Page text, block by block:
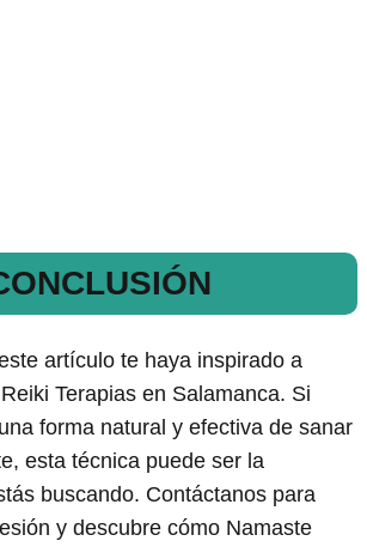
artículo te haya inspirado a
Terapias en Salamanca. Si
forma natural y efectiva de sanar
esta técnica puede ser la
buscando. Contáctanos para
y descubre cómo Namaste